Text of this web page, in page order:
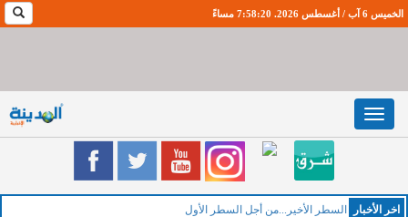
الخميس 6 آب / أغسطس 2026. 7:58:21 مساءً
Toggle
navigation
اخر اﻷخبار السطر الأخير...من أجل السطر الأول